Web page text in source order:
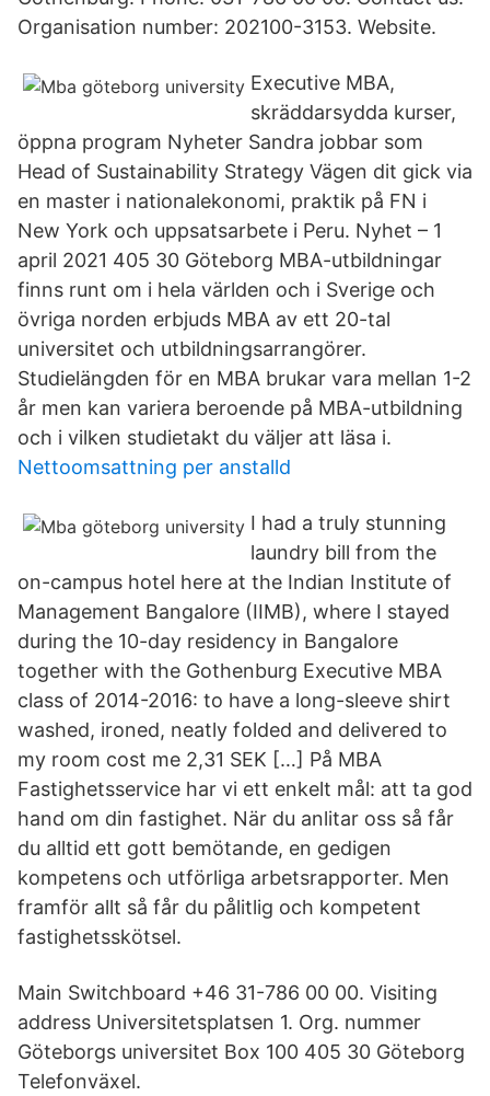
Organisation number: 202100-3153. Website.
Executive MBA,
skräddarsydda kurser,
öppna program Nyheter Sandra jobbar som
Head of Sustainability Strategy Vägen dit gick via
en master i nationalekonomi, praktik på FN i
New York och uppsatsarbete i Peru. Nyhet – 1
april 2021 405 30 Göteborg MBA-utbildningar
finns runt om i hela världen och i Sverige och
övriga norden erbjuds MBA av ett 20-tal
universitet och utbildningsarrangörer.
Studielängden för en MBA brukar vara mellan 1-2
år men kan variera beroende på MBA-utbildning
och i vilken studietakt du väljer att läsa i.
Nettoomsattning per anstalld
I had a truly stunning
laundry bill from the
on-campus hotel here at the Indian Institute of
Management Bangalore (IIMB), where I stayed
during the 10-day residency in Bangalore
together with the Gothenburg Executive MBA
class of 2014-2016: to have a long-sleeve shirt
washed, ironed, neatly folded and delivered to
my room cost me 2,31 SEK […] På MBA
Fastighetsservice har vi ett enkelt mål: att ta god
hand om din fastighet. När du anlitar oss så får
du alltid ett gott bemötande, en gedigen
kompetens och utförliga arbetsrapporter. Men
framför allt så får du pålitlig och kompetent
fastighetsskötsel.
Main Switchboard +46 31-786 00 00. Visiting
address Universitetsplatsen 1. Org. nummer
Göteborgs universitet Box 100 405 30 Göteborg
Telefonväxel.